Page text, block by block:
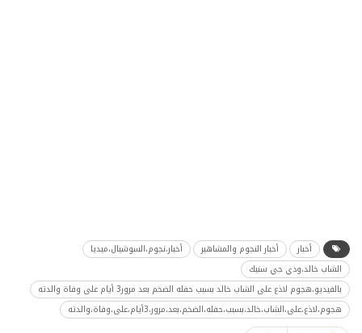
أخبار أخبار النجوم والمشاهير
أخبار،نجوم،السوشيال،ميديا
الشاب خالد،ودي جي سنيك
بالفيديو،هجوم لاذع على الشاب خالد بسبب حفله الضخم بعد مرور3 أيام على وفاة والدته
هجوم،لاذع،على،الشاب،خالد،بسبب،حفله،الضخم،بعد،مرور،3أيام،على،وفاة،والدته